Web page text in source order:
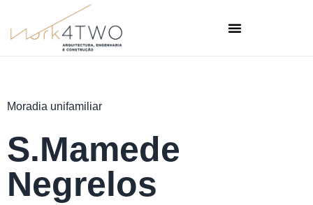
Moradia unifamiliar
S.Mamede
Negrelos